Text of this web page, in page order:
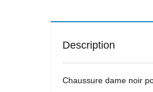
Description
Chaussure dame noir